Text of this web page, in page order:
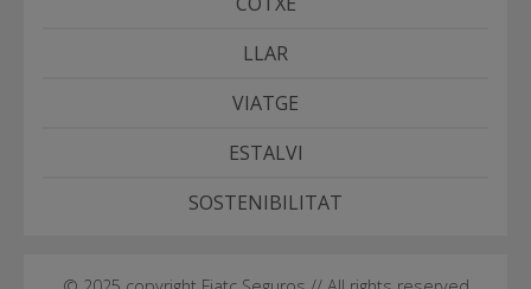
LLAR
VIATGE
ESTALVI
SOSTENIBILITAT